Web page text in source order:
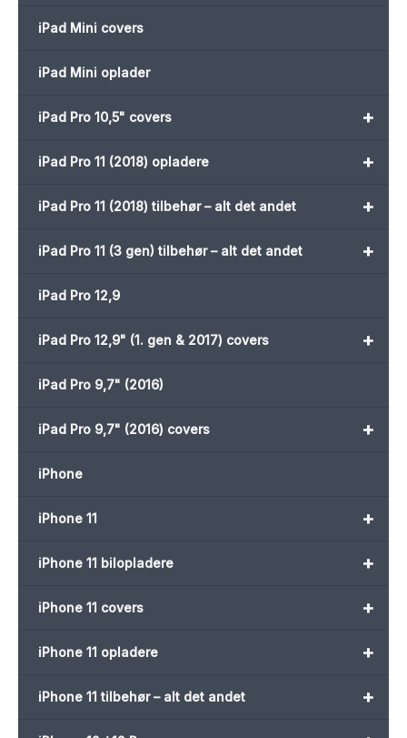
iPad Mini covers
iPad Mini oplader
+
iPad Pro 10,5" covers
+
iPad Pro 11 (2018) opladere
+
iPad Pro 11 (2018) tilbehør – alt det andet
+
iPad Pro 11 (3 gen) tilbehør – alt det andet
iPad Pro 12,9
+
iPad Pro 12,9" (1. gen & 2017) covers
iPad Pro 9,7" (2016)
+
iPad Pro 9,7" (2016) covers
iPhone
+
iPhone 11
+
iPhone 11 bilopladere
+
iPhone 11 covers
+
iPhone 11 opladere
+
iPhone 11 tilbehør – alt det andet